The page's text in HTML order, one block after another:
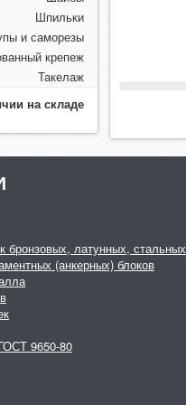
Шпильки
и саморезы
крепеж
Такелаж
на складе
бронзовых, латунных, стальных
(анкерных) блоков
9650-80